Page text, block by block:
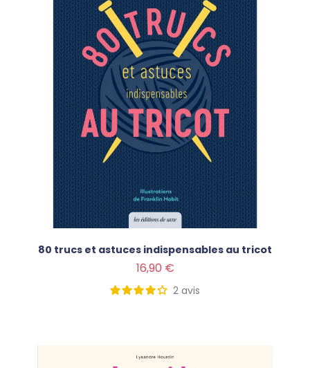
80 trucs et astuces indispensables au tricot
16,90 €
2 avis